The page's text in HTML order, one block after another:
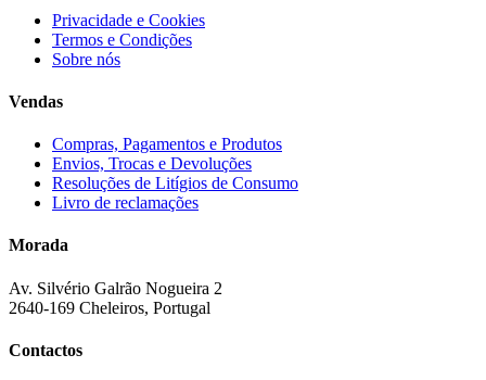
Privacidade e Cookies
Termos e Condições
Sobre nós
Vendas
Compras, Pagamentos e Produtos
Envios, Trocas e Devoluções
Resoluções de Litígios de Consumo
Livro de reclamações
Morada
Av. Silvério Galrão Nogueira 2
2640-169 Cheleiros, Portugal
Contactos